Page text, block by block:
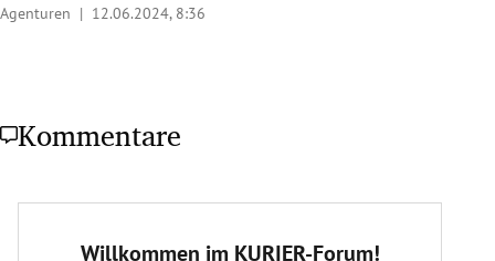
Agenturen | 12.06.2024, 8:36
Kommentare